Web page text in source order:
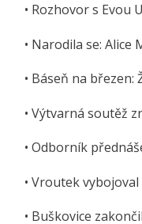
• Rozhovor s Evou
• Narodila se: Alice
• Báseň na březen:
• Výtvarná soutěž
• Odborník
• Vroutek
• Buškovice